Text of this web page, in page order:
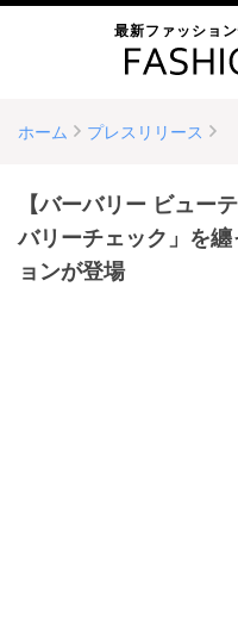
最新ファッショ
ホーム プレスリリース
【バーバリー ビュー
バリーチェック」を
ョンが登場